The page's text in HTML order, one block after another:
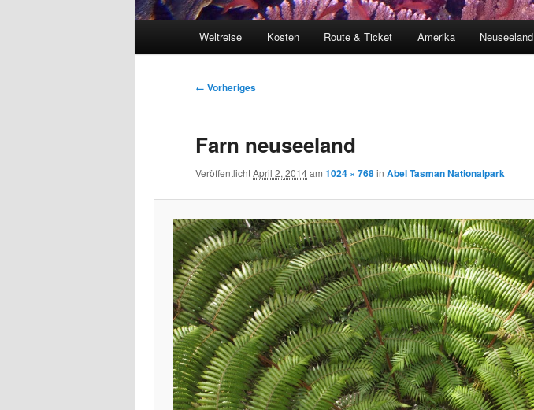
Weltreise Kosten Route & Ticket Amerika Neuseeland
Bilder-
← Vorheriges
Farn neuseeland
VeröffentlichtApril 2, 2014am 1024 × 768in Abel Tasman Nationalpark